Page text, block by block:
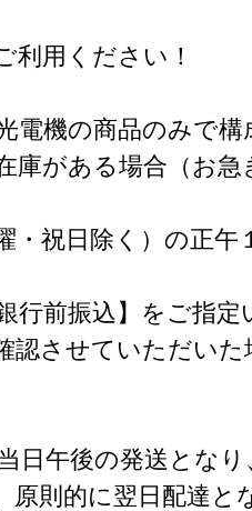
利用ください！
機の商品のみで構
がある場合（お急
祝日除く）の正午
前振込】をご指定
認させていただいた
日午後の発送となり
原則的に翌日配達と